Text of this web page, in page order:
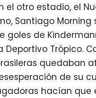
el otro estadio, el
Santiago Morning
goles de
Trópico.
quedaban
de su
hacían que